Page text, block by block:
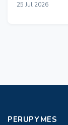
25 Jul 2026
PERUPYMES